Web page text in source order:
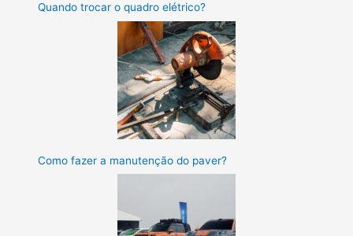
Quando trocar o quadro elétrico?
Como fazer a manutenção do paver?